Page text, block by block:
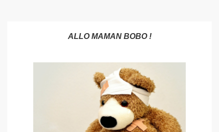
ALLO MAMAN BOBO !